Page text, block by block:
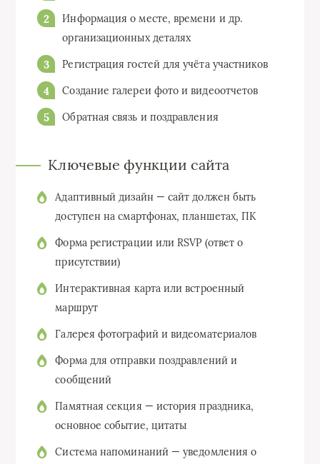
Информация о месте, времени и др.
организационных деталях
Регистрация гостей для учёта участников
Создание галереи фото и видеоотчетов
Обратная связь и поздравления
Ключевые функции сайта
Адаптивный дизайн — сайт должен быть
доступен на смартфонах, планшетах, ПК
Форма регистрации или RSVP (ответ о
присутствии)
Интерактивная карта или встроенный
маршрут
Галерея фотографий и видеоматериалов
Форма для отправки поздравлений и
сообщений
Памятная секция — история праздника,
основное событие, цитаты
Система напоминаний — уведомления о